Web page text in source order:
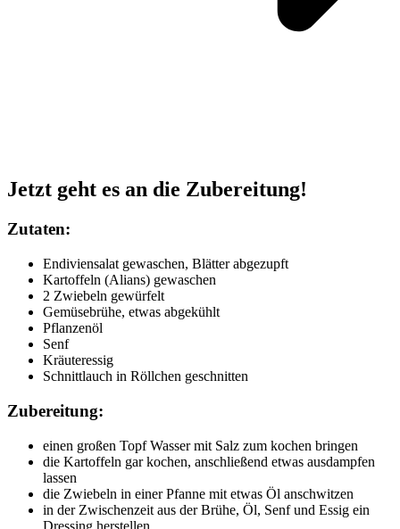
Jetzt geht es an die Zubereitung!
Zutaten:
Endiviensalat gewaschen, Blätter abgezupft
Kartoffeln (Alians) gewaschen
2 Zwiebeln gewürfelt
Gemüsebrühe, etwas abgekühlt
Pflanzenöl
Senf
Kräuteressig
Schnittlauch in Röllchen geschnitten
Zubereitung:
einen großen Topf Wasser mit Salz zum kochen bringen
die Kartoffeln gar kochen, anschließend etwas ausdampfen
lassen
die Zwiebeln in einer Pfanne mit etwas Öl anschwitzen
in der Zwischenzeit aus der Brühe, Öl, Senf und Essig ein
Dressing herstellen